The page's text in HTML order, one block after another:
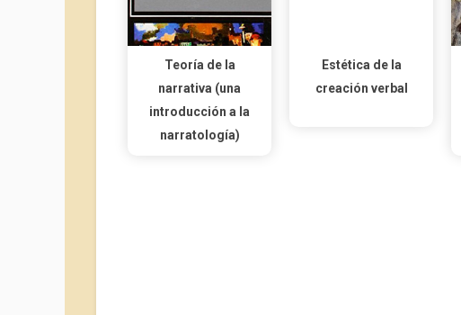
Teoría de la
narrativa (una
introducción a la
narratología)
Estética de la
creación verbal